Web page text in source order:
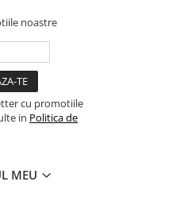
noastre
cu promotiile
in Politica de
MEU